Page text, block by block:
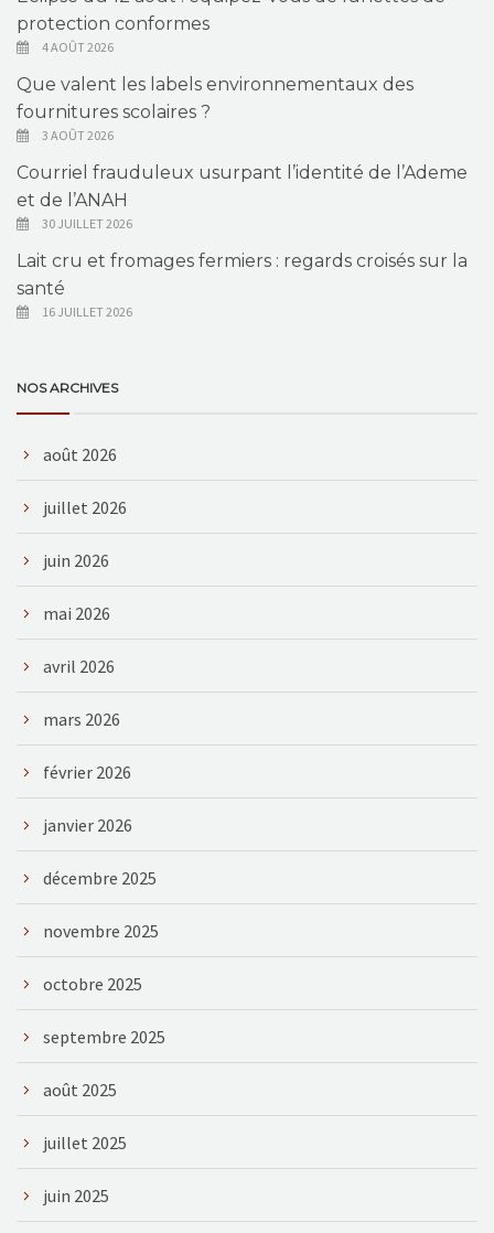
protection conformes
4 AOÛT 2026
Que valent les labels environnementaux des
fournitures scolaires ?
3 AOÛT 2026
Courriel frauduleux usurpant l’identité de l’Ademe
et de l’ANAH
30 JUILLET 2026
Lait cru et fromages fermiers : regards croisés sur la
santé
16 JUILLET 2026
NOS ARCHIVES
août 2026
juillet 2026
juin 2026
mai 2026
avril 2026
mars 2026
février 2026
janvier 2026
décembre 2025
novembre 2025
octobre 2025
septembre 2025
août 2025
juillet 2025
juin 2025